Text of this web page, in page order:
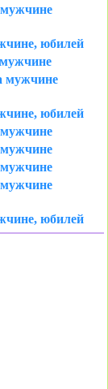
мужчине
юбилей
мужчине
юбилей
мужчине
мужчине
мужчине
мужчине
юбилей